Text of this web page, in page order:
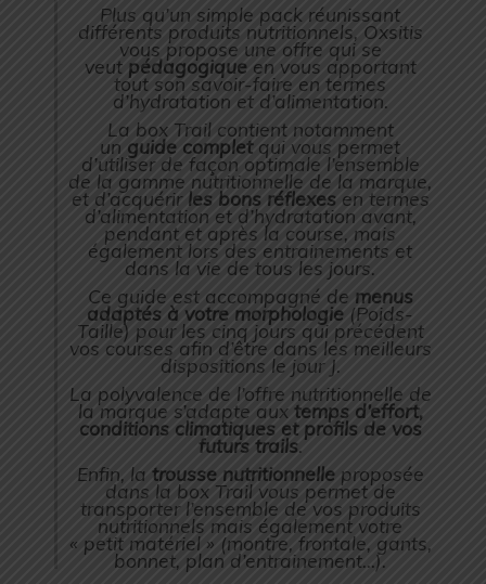
Plus qu’un simple pack réunissant
différents produits nutritionnels, Oxsitis
vous propose une offre qui se
veut pédagogiqueen vous apportant
tout son savoir-faire en termes
d’hydratation et d’alimentation.
La box Trail contient notamment
un guide completqui vous permet
d’utiliser de façon optimale l’ensemble
de la gamme nutritionnelle de la marque,
et d’acquérir les bons réflexesen termes
d’alimentation et d’hydratation avant,
pendant et après la course, mais
également lors des entrainements et
dans la vie de tous les jours.
Ce guide est accompagné de menus
adaptés à votre morphologie (Poids-
Taille) pour les cinq jours qui précédent
vos courses afin d’être dans les meilleurs
dispositions le jour J.
La polyvalence de l’offre nutritionnelle de
la marque s’adapte aux temps d’effort,
conditions climatiques et profils de vos
futurs trails.
Enfin, la trousse nutritionnelleproposée
dans la box Trail vous permet de
transporter l’ensemble de vos produits
nutritionnels mais également votre
« petit matériel » (montre, frontale, gants,
bonnet, plan d’entrainement…).